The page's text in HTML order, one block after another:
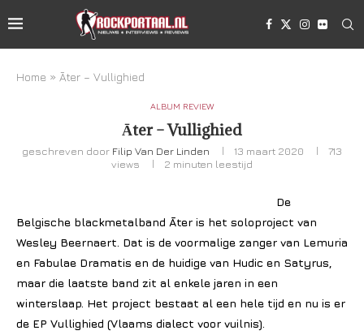
Home » Āter – Vullighied
ALBUM REVIEW
Āter – Vullighied
geschreven door Filip Van Der Linden 13 maart 2020
713
views
2 minuten leestijd
De
Belgische blackmetalband Āter is het soloproject van
Wesley Beernaert. Dat is de voormalige zanger van Lemuria
en Fabulae Dramatis en de huidige van Hudic en Satyrus,
maar die laatste band zit al enkele jaren in een
winterslaap. Het project bestaat al een hele tijd en nu is er
de EP Vullighied (Vlaams dialect voor vuilnis).